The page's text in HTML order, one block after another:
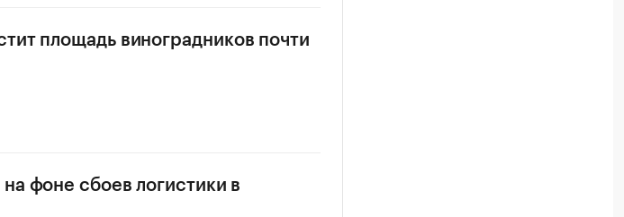
площадь виноградников почти
фоне сбоев логистики в